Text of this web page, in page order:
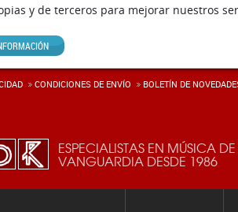
y de terceros para mejorar nuestros
ESPECIALISTAS EN MÚSICA DE
VANGUARDIA DESDE 1986
CONDICIONES DE ENVÍ­O BOLETÍN DE